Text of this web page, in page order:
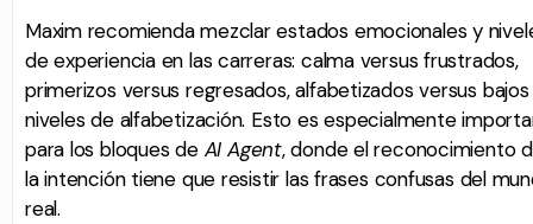
Maxim recomienda mezclar estados emocionales y
de experiencia en las carreras: calma versus frustrados,
primerizos versus regresados, alfabetizados versus bajos
niveles de alfabetización. Esto es especialmente
para los bloques de AI Agent, donde el reconocimiento
la intención tiene que resistir las frases confusas del
real.